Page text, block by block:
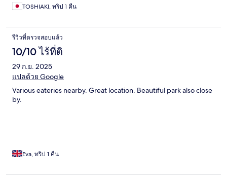
TOSHIAKI, ทริป 1 คืน
รีวิวที่ตรวจสอบแล้ว
10/10 ไร้ที่ติ
29 ก.ย. 2025
แปลด้วย Google
Various eateries nearby. Great location. Beautiful park also close
by.
Eva, ทริป 1 คืน